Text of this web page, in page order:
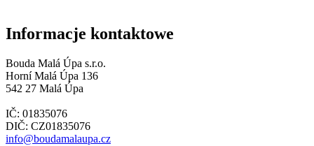
Informacje kontaktowe
Bouda Malá Úpa s.r.o.
Horní Malá Úpa 136
542 27 Malá Úpa
IČ: 01835076
DIČ: CZ01835076
info@boudamalaupa.cz